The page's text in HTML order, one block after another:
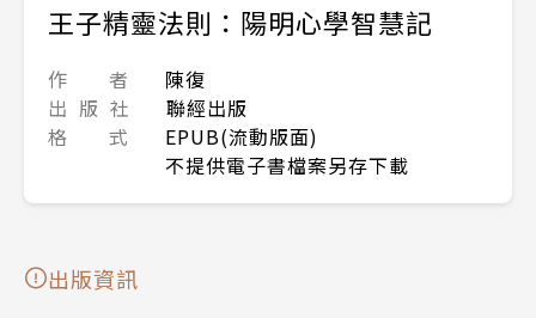
王子精靈法則：陽明心學智慧記
作 者
陳復
出 版 社
聯經出版
格 式
EPUB(流動版面)
不提供電子書檔案另存下載
出版資訊